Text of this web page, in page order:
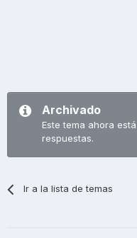
Archivado
Este tema ahora
respuestas.
Ir a la lista de temas